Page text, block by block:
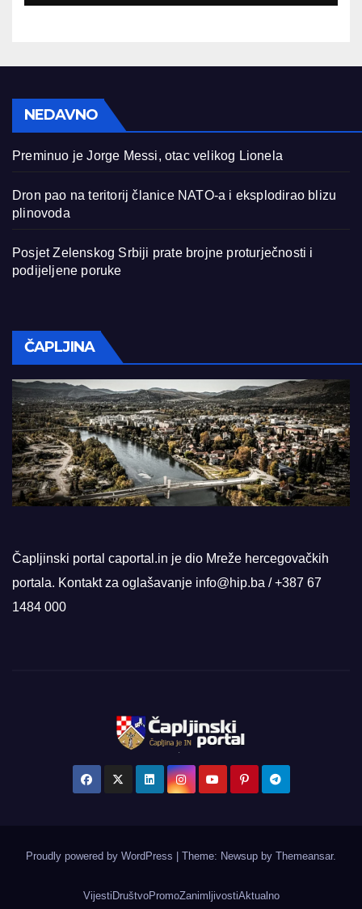
NEDAVNO
Preminuo je Jorge Messi, otac velikog Lionela
Dron pao na teritorij članice NATO-a i eksplodirao blizu
plinovoda
Posjet Zelenskog Srbiji prate brojne proturječnosti i
podijeljene poruke
ČAPLJINA
Čapljinski portal caportal.in je dio Mreže hercegovačkih
portala. Kontakt za oglašavanje info@hip.ba / +387 67
1484 000
Proudly powered by WordPress Theme: Newsup by Themeansar.
Vijesti DruštvoPromoZanimljivostiAktualno